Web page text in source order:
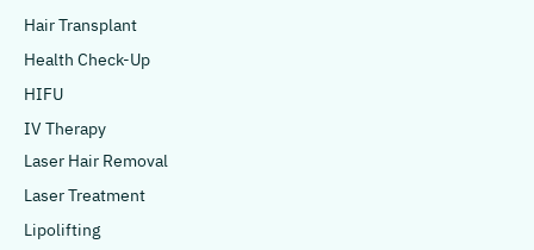
Hair Transplant
Health Check-Up
HIFU
IV Therapy
Laser Hair Removal
Laser Treatment
Lipolifting